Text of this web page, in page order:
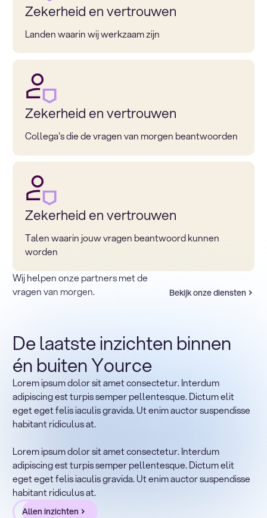
Zekerheid en vertrouwen
Landen waarin wij werkzaam zijn
Zekerheid en vertrouwen
Collega's die de vragen van morgen beantwoorden
Zekerheid en vertrouwen
Talen waarin jouw vragen beantwoord kunnen
worden
Wij helpen onze partners met de
vragen van morgen.
Bekijk onze diensten
Terug naar sectoren
Heading
Lorem ipsum dolor sit amet, consectetur adipiscing elit.
Suspendisse varius enim in eros elementum tristique.
Duis cursus, mi quis viverra ornare, eros dolor interdum
nulla, ut commodo diam libero vitae erat. Aenean
faucibus nibh et justo cursus id rutrum lorem imperdiet.
Nunc ut sem vitae risus tristique posuere.
De laatste inzichten binnen
én buiten Yource
Lorem ipsum dolor sit amet consectetur. Interdum
adipiscing est turpis semper pellentesque. Dictum elit
eget eget felis iaculis gravida. Ut enim auctor suspendisse
habitant ridiculus at.
Lorem ipsum dolor sit amet consectetur. Interdum
adipiscing est turpis semper pellentesque. Dictum elit
eget eget felis iaculis gravida. Ut enim auctor suspendisse
habitant ridiculus at.
Allen inzichten